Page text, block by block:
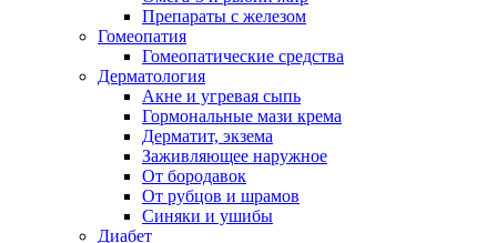
Препараты с железом
Гомеопатия
Гомеопатические средства
Дерматология
Акне и угревая сыпь
Гормональные мази крема
Дерматит, экзема
Заживляющее наружное
От бородавок
От рубцов и шрамов
Синяки и ушибы
Диабет